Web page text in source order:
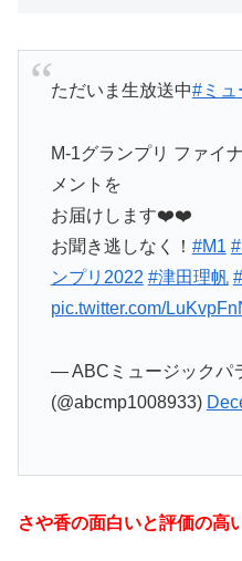
ただいま生放送中#ミュ
M-1グランプリ ファイ
メントを
お届けします❤️‍❤️‍
お聞き逃しなく！ #M1
ンプリ2022 #津田理帆
pic.twitter.com/
— ABCミュージックパ
(@abcmp1008933)
さや香の面白いと評価の高